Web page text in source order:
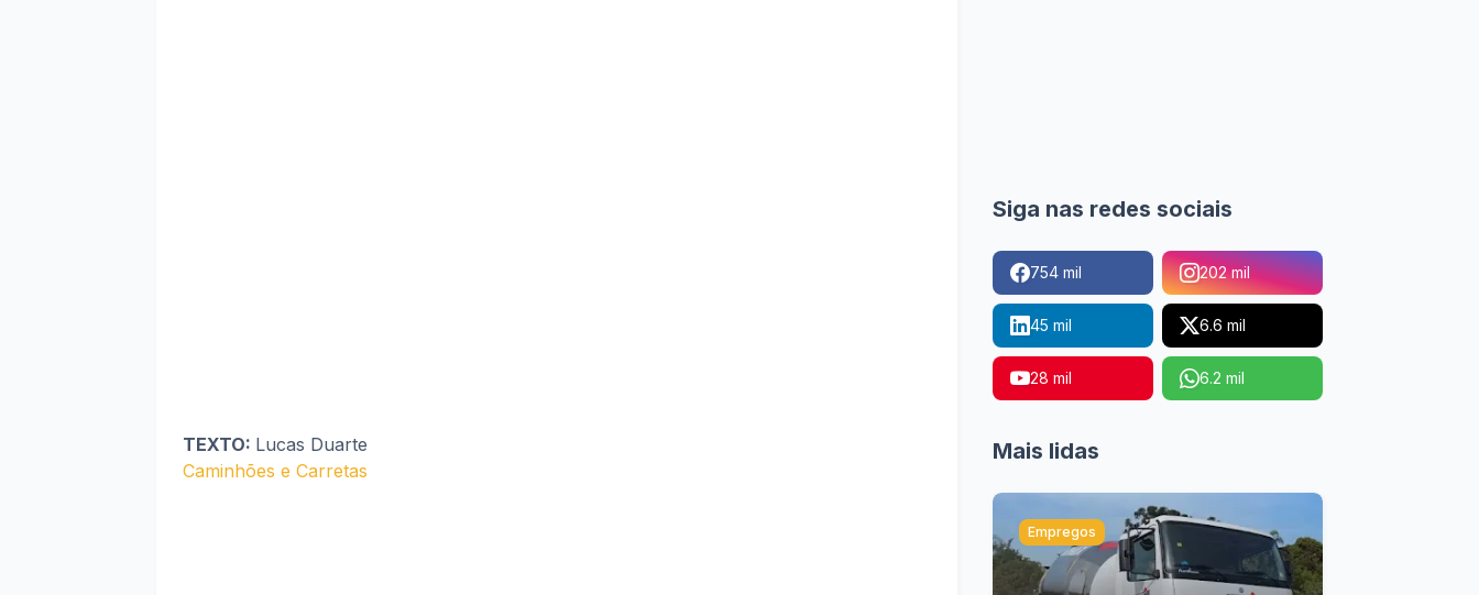
TEXTO: Lucas Duarte
Caminhões e Carretas
Siga nas redes sociais
754 mil 202 mil
45 mil 6.6 mil
28 mil 6.2 mil
Mais lidas
Empregos